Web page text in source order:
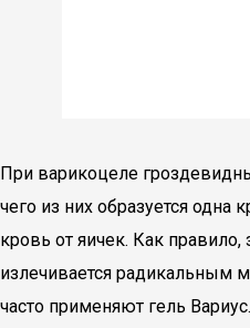
При варикоцеле
чего из них образуется одна
кровь от яичек. Как
излечивается радикальным
часто применяют гель